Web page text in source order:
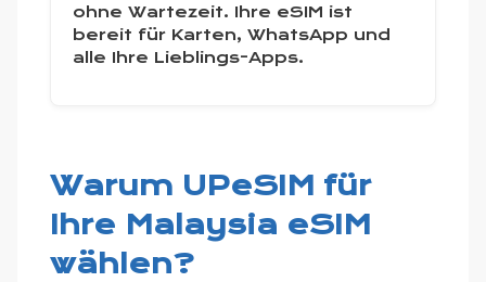
ohne Wartezeit. Ihre eSIM ist
bereit für Karten, WhatsApp und
alle Ihre Lieblings-Apps.
Warum UPeSIM für
Ihre Malaysia eSIM
wählen?